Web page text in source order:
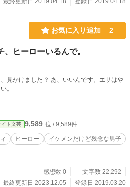
お気に入り追加 2
ヒーローいるんで。
見かけました？ あ、いいんです。エサはや
。
イト文芸 9,589 位 / 9,589件
ヒーロー
イケメンだけど残念な男子
感想数 0
文字数 22,292
最終更新日 2023.12.05
登録日 2019.03.20